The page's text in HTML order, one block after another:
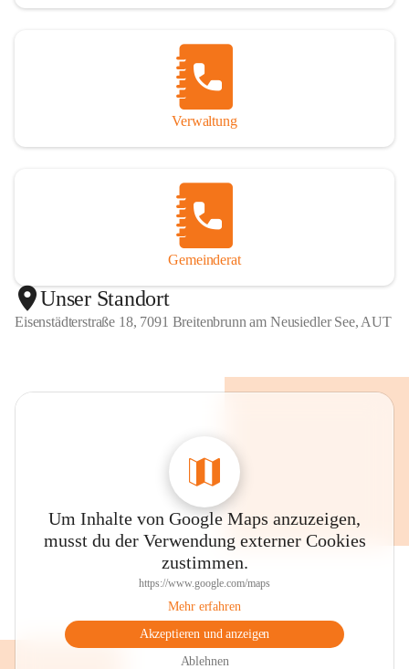
Verwaltung
Gemeinderat
Unser Standort
Eisenstädterstraße 18, 7091 Breitenbrunn am Neusiedler See, AUT
Um Inhalte von Google Maps anzuzeigen,
musst du der Verwendung externer Cookies
zustimmen.
https://www.google.com/maps
Mehr erfahren
Akzeptieren und anzeigen
Ablehnen